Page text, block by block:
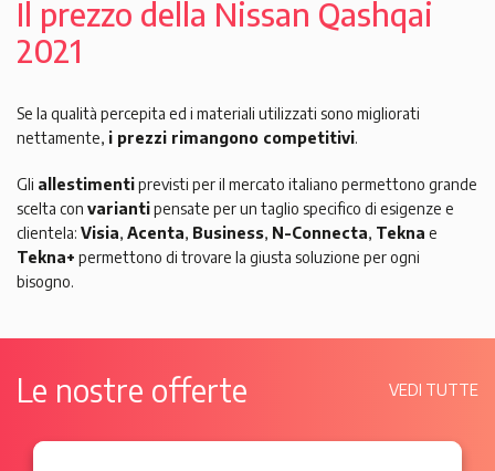
Il prezzo della Nissan Qashqai
2021
Se la qualità percepita ed i materiali utilizzati sono migliorati
nettamente, i prezzi rimangono competitivi.
Gli allestimentiprevisti per il mercato italiano permettono grande
scelta con variantipensate per un taglio specifico di esigenze e
clientela: Visia, Acenta, Business, N-Connecta, Tekna e
Tekna+ permettono di trovare la giusta soluzione per ogni
bisogno.
Le nostre offerte VEDI TUTTE